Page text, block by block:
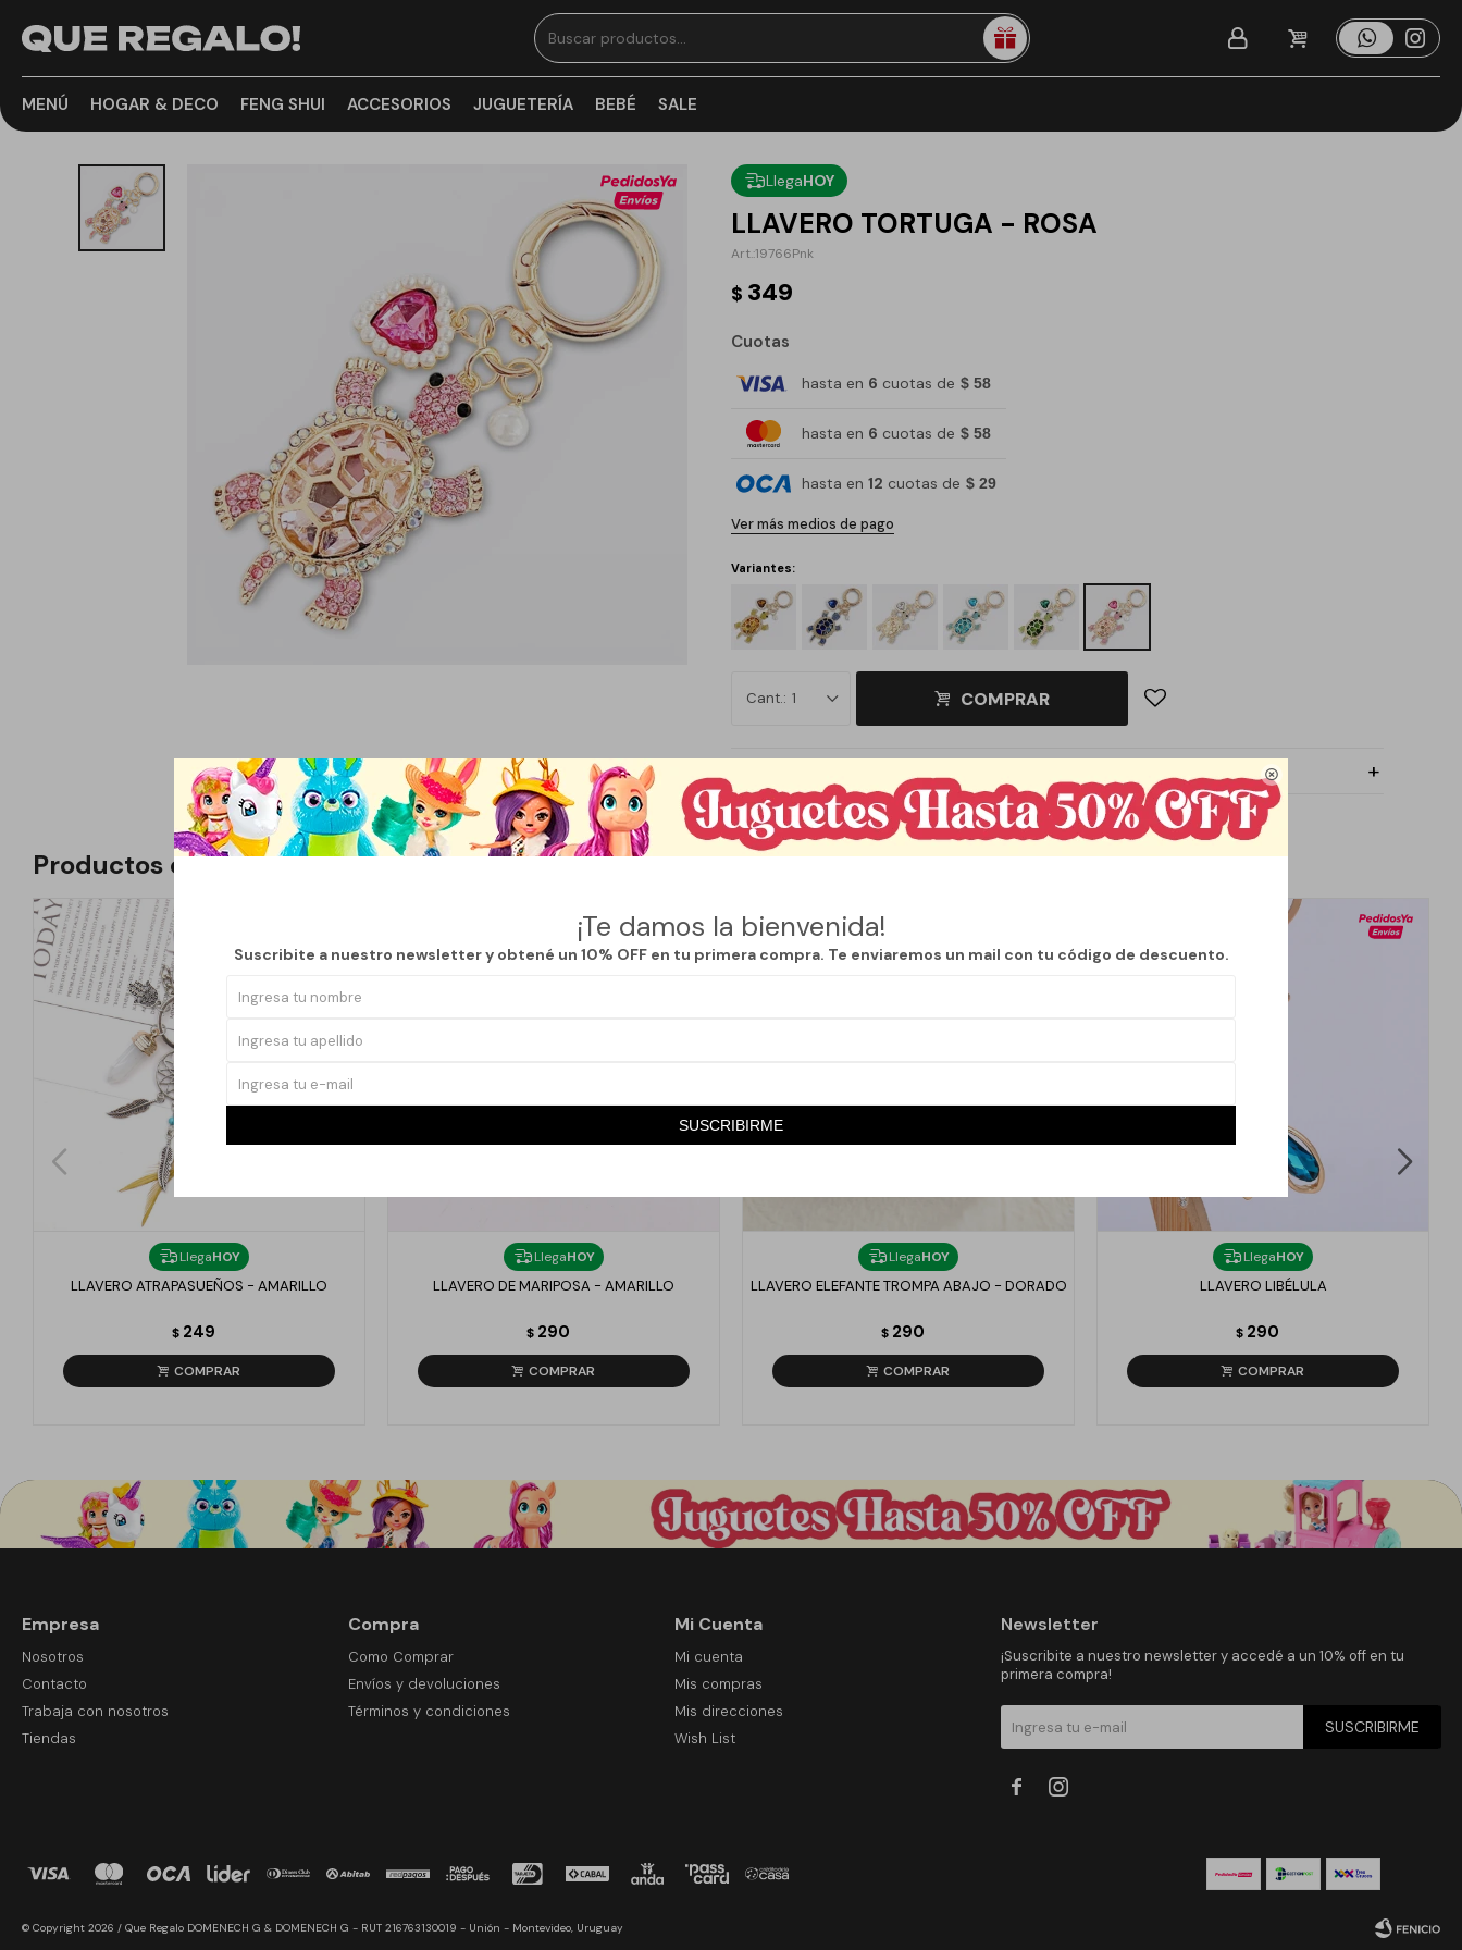

¡Te damos la bienvenida!
Suscribite a nuestro newsletter y obtené un 10% OFF en tu primera compra. Te enviaremos un mail con tu código de descuento.
SUSCRIBIRME
MENÚ HOGAR & DECO FENG SHUI ACCESORIOS JUGUETERÍA BEBÉ SALE
LlegaHOY
LLAVERO TORTUGA - ROSA
19766Pnk
$ 349
Cuotas
hasta en 6 cuotas de $ 58
hasta en 6 cuotas de $ 58
hasta en 12 cuotas de $ 29
Ver más medios de pago
Variantes:
1 COMPRAR
Productos que te pueden interesar
LlegaHOY
LLAVERO ATRAPASUEÑOS - AMARILLO
$ 249
LlegaHOY
LLAVERO DE MARIPOSA - AMARILLO
$ 290
LlegaHOY
LLAVERO ELEFANTE TROMPA ABAJO - DORADO
$ 290
LlegaHOY
LLAVERO LIBÉLULA
$ 290
Empresa
Nosotros
Contacto
Trabaja con nosotros
Tiendas
Compra
Como Comprar
Envíos y devoluciones
Términos y condiciones
Mi Cuenta
Mi cuenta
Mis compras
Mis direcciones
Wish List
Newsletter
¡Suscribite a nuestro newsletter y accedé a un 10% off en tu
primera compra!
SUSCRIBIRME
 
© Copyright 2026 / Que Regalo DOMENECH G & DOMENECH G - RUT 216763130019 - Unión - Montevideo, Uruguay